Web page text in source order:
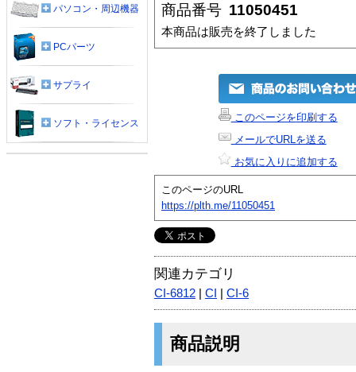
商品番号 11050451
本商品は販売を終了しました
このページを印刷する
メールでURLを送る
お気に入りに追加する
このページのURL
https://plth.me/11050451
関連カテゴリ
CI-6812 CI CI-6
商品説明
パソコン・周辺機器
PCパーツ
サプライ
ソフト・ライセンス